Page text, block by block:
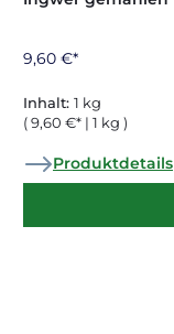
9,60 €*
Inhalt: 1 kg
( 9,60 €* | 1 kg )
Produktdetails